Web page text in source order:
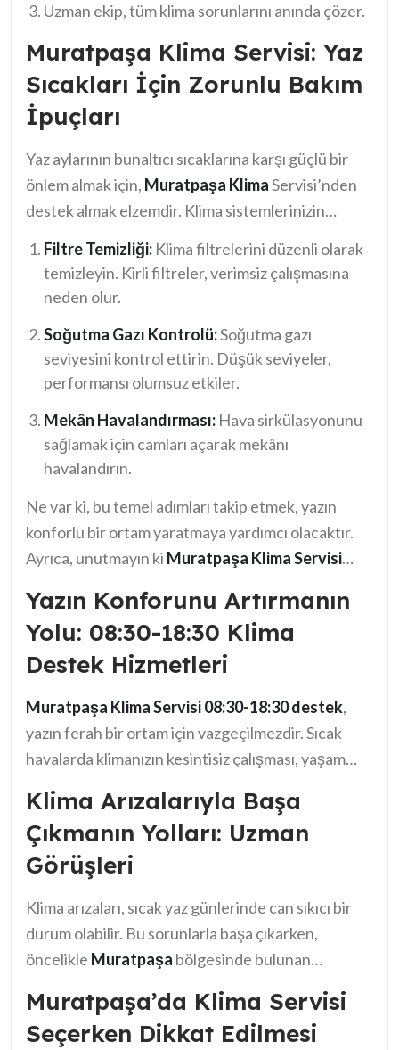
hazır bekliyor.
Uzman ekip, tüm klima sorunlarını anında çözer.
Muratpaşa Klima Servisi: Yaz
Sıcakları İçin Zorunlu Bakım
İpuçları
Yaz aylarının bunaltıcı sıcaklarına karşı güçlü bir
önlem almak için, Muratpaşa KlimaServisi’nden
destek almak elzemdir. Klima sistemlerinizin
sağlamak açısından oldukça önemlidir. İşte yaz
sıcaklarına güncel ve etkin bir şekilde hazırlıklı
Filtre Temizliği: Klima filtrelerini düzenli olarak
temizleyin. Kirli filtreler, verimsiz çalışmasına
neden olur.
Soğutma Gazı Kontrolü:Soğutma gazı
seviyesini kontrol ettirin. Düşük seviyeler,
performansı olumsuz etkiler.
Mekân Havalandırması: Hava sirkülasyonunu
sağlamak için camları açarak mekânı
havalandırın.
Ne var ki, bu temel adımları takip etmek, yazın
konforlu bir ortam yaratmaya yardımcı olacaktır.
Ayrıca, unutmayın ki Muratpaşa Klima Servisi
Yazın Konforunu Artırmanın
Yolu: 08:30-18:30 Klima
Destek Hizmetleri
Muratpaşa Klima Servisi 08:30-18:30 destek,
yazın ferah bir ortam için vazgeçilmezdir. Sıcak
havalarda klimanızın kesintisiz çalışması, yaşam
hizmeti almak son derece önemlidir. Klima arızaları
aniden meydana gelebilir. Böyle durumlarda hızlı
müdahale, sorunlarınızı çözmek için hayati
olun,Muratpaşa Klima Servisi 08:30-18:30
destekile tüm yaz boyunca konforunuzu
koruyabilirsiniz. Unutmayın, yaşanan sorunlar
karşısında zamanında aksiyon almak her zaman
kazandırır.
Klima Arızalarıyla Başa
Çıkmanın Yolları: Uzman
Görüşleri
Klima arızaları, sıcak yaz günlerinde can sıkıcı bir
durum olabilir. Bu sorunlarla başa çıkarken,
öncelikle Muratpaşa bölgesinde bulunan
önemlidir. Uzmanlar, klima bakımı ve periyodik
kontrolün, arızaları önlemek adına kritik bir rol
Muratpaşa’da Klima Servisi
Seçerken Dikkat Edilmesi